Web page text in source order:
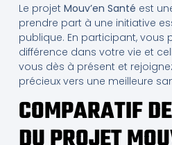
Le projet Mouv’en Santé est
prendre part à une initiative
publique. En participant, vous
différence dans votre vie et
vous dès à présent et
précieux vers une meilleure
COMPARATIF